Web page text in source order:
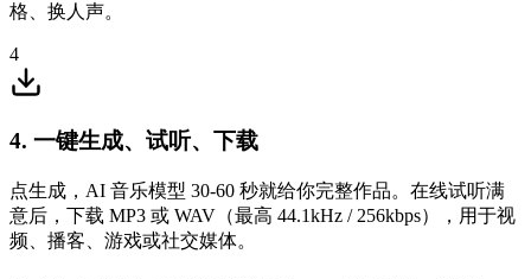
格、换人声。
4
4. 一键生成、试听、下载
点生成，AI 音乐模型 30-60 秒就给你完整作品。在线试听满
意后，下载 MP3 或 WAV（最高 44.1kHz / 256kbps），用于视
频、播客、游戏或社交媒体。